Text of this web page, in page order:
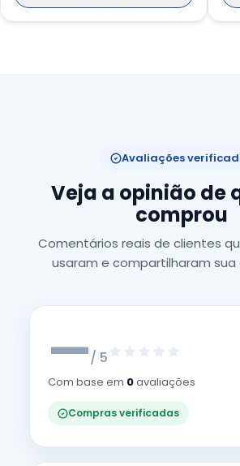
Avaliações
Veja a opinião de
comprou
Comentários reais de clientes
usaram e compartilharam sua
—/ 5
Com base em 0avaliações
Compras verificadas